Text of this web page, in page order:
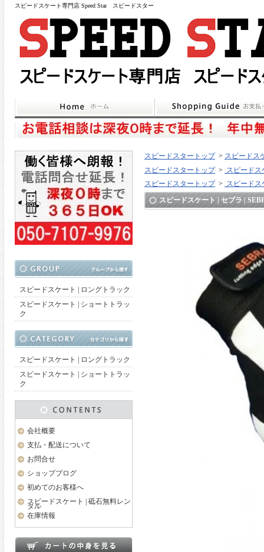
スピードスケート専門店 Speed Star スピードスター
スピードスケート | ロングトラック
スピードスケート | ショートトラッ
ク
スピードスケート | ロングトラック
スピードスケート | ショートトラッ
ク
会社概要
支払・配送について
お問合せ
ショップブログ
初めてのお客様へ
スピードスケート | 砥石無料レン
タル
在庫情報
スピードスタートップ > スピードス
スピードスタートップ> スピードス
スピードスタートップ> スピードス
スピードスケート | セブラ |